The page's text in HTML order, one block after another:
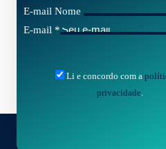
E-mail Nome
E-mail *
Li e concordo com a
privacidade.